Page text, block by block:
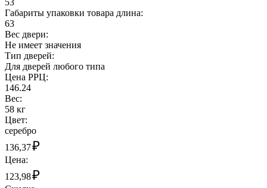
Габариты упаковки товара длина:
63
Вес двери:
Не имеет значения
Тип дверей:
Для дверей любого типа
Цена РРЦ:
146.24
Вес:
58 кг
Цвет:
серебро
136,37₽
Цена:
123,98₽